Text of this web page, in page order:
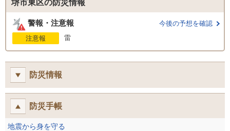
堺市東区の防災情報
警報・注意報
今後の予想を確認
注意報
雷
防災情報
防災手帳
地震から身を守る